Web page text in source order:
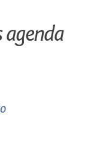
agenda